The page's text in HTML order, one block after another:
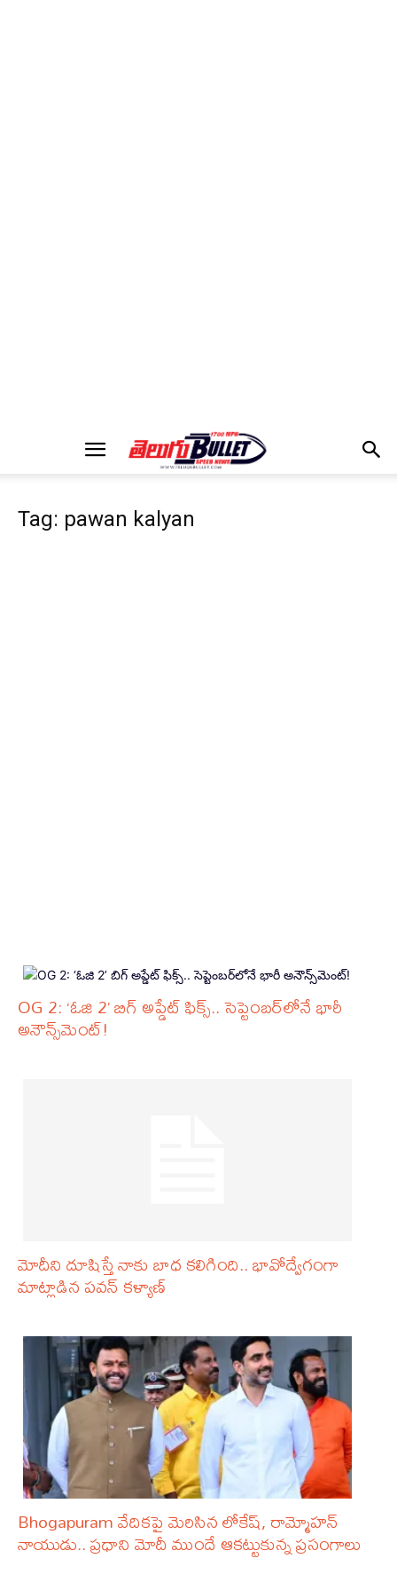
Tag: pawan kalyan
OG 2: ‘ఓజి 2’ బిగ్ అప్డేట్ ఫిక్స్.. సెప్టెంబర్‌లోనే భారీ
అనౌన్స్‌మెంట్!
మోదీని దూషిస్తే నాకు బాధ కలిగింది.. భావోద్వేగంగా
మాట్లాడిన పవన్ కళ్యాణ్
Bhogapuram వేదికపై మెరిసిన లోకేష్, రామ్మోహన్
నాయుడు.. ప్రధాని మోదీ ముందే ఆకట్టుకున్న ప్రసంగాలు